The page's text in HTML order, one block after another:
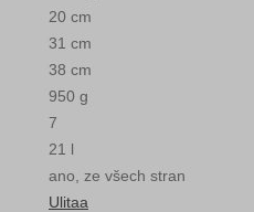
20 cm
31 cm
38 cm
950 g
7
21 l
ano, ze všech stran
Ulitaa